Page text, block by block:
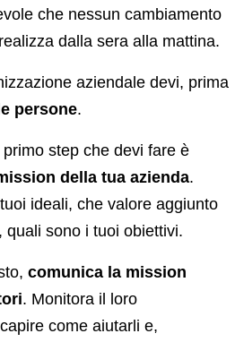
che nessun cambiamento
dalla sera alla mattina.
aziendale devi, prima
persone.
primo step che devi fare è
della tua azienda.
ideali, che valore aggiunto
quali sono i tuoi obiettivi.
comunica la mission
. Monitora il loro
come aiutarli e,